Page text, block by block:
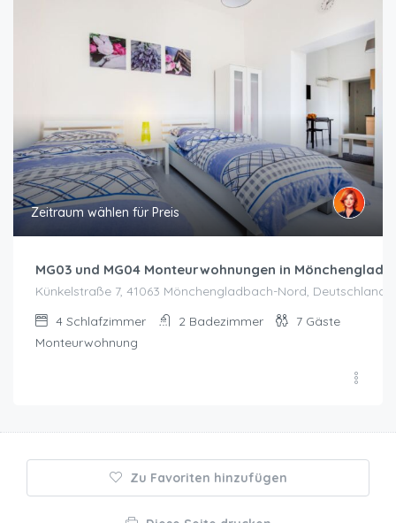
Zeitraum wählen für Preis
MG03 und MG04 Monteurwohnungen in
Künkelstraße 7, 41063 Mönchengladbach-Nord,
4 Schlafzimmer 2 Badezimmer 7 Gäste
Monteurwohnung
Zu Favoriten hinzufügen